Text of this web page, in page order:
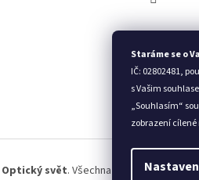
Staráme se o
IČ: 02802481,
s Vašim
„Souhlasím“
zobrazení
Optický svět. Všechna práva vyhrazena.